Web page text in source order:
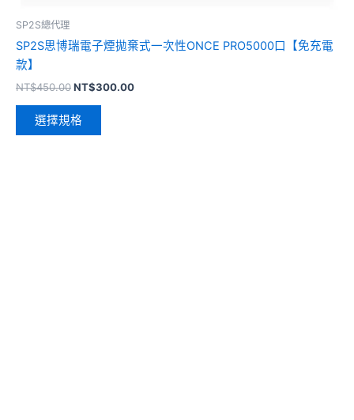
SP2S總代理
SP2S思博瑞電子煙拋棄式一次性ONCE PRO5000口【免充電
款】
NT$450.00NT$300.00
選擇規格